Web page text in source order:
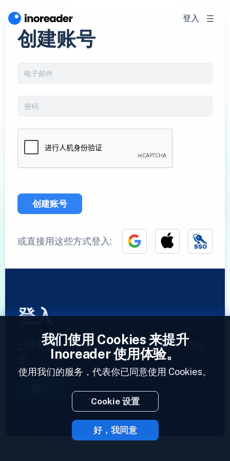
登入
创建账号
创建账号
或直接用这些方式登入:
登入
已经有账号了？输入资料，立即访问你的订阅
2023 © Inoreader
我们使用 Cookies 来提升
Inoreader 使用体验。
使用我们的服务，代表你已同意使用 Cookies。
Cookie 设置
好，我同意